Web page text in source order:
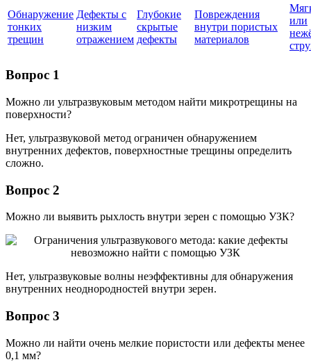
Обнаружение
тонких
трещин
Дефекты с
низким
отражением
Глубокие
скрытые
дефекты
Повреждения
внутри пористых
материалов
или
Вопрос 1
Можно ли ультразвуковым методом найти микротрещины на
поверхности?
Нет, ультразвуковой метод ограничен обнаружением
внутренних дефектов, поверхностные трещины определить
сложно.
Вопрос 2
Можно ли выявить рыхлость внутри зерен с помощью УЗК?
Нет, ультразвуковые волны неэффективны для обнаружения
внутренних неоднородностей внутри зерен.
Вопрос 3
Можно ли найти очень мелкие пористости или дефекты менее
0,1 мм?